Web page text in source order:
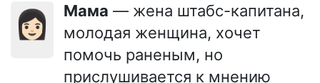
👩🏻 Мама — жена штабс-капитана,
молодая женщина, хочет
помочь раненым, но
прислушивается к мнению